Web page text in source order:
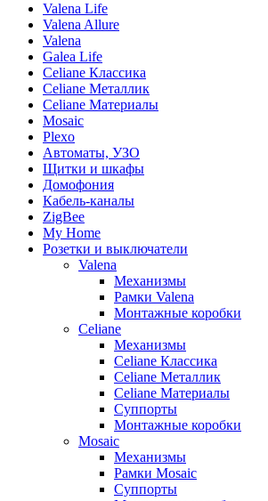
Valena Life
Valena Allure
Valena
Galea Life
Celiane Классика
Celiane Металлик
Celiane Материалы
Mosaic
Plexo
Автоматы, УЗО
Щитки и шкафы
Домофония
Кабель-каналы
ZigBee
My Home
Розетки и выключатели
Valena
Механизмы
Рамки Valena
Монтажные коробки
Celiane
Механизмы
Celiane Классика
Celiane Металлик
Celiane Материалы
Суппорты
Монтажные коробки
Mosaic
Механизмы
Рамки Mosaic
Суппорты